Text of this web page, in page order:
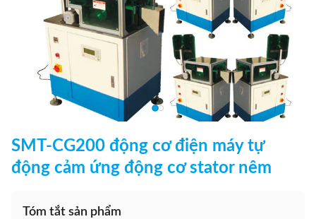
SMT-CG200 động cơ điện máy tự
động cảm ứng động cơ stator nêm
Tóm tắt sản phẩm